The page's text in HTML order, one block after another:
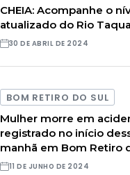
CHEIA: Acompanhe o
atualizado do Rio
30 DE ABRIL DE 2024
BOM RETIRO DO SUL
Mulher morre em
registrado no início
manhã em Bom Retiro
11 DE JUNHO DE 2024